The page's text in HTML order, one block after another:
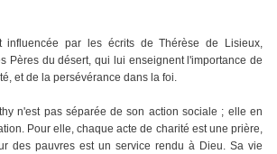
influencée par les écrits de Thérèse de Lisieux,
Pères du désert, qui lui enseignent l'importance de
et de la persévérance dans la foi.
n'est pas séparée de son action sociale ; elle en
Pour elle, chaque acte de charité est une prière,
des pauvres est un service rendu à Dieu. Sa vie